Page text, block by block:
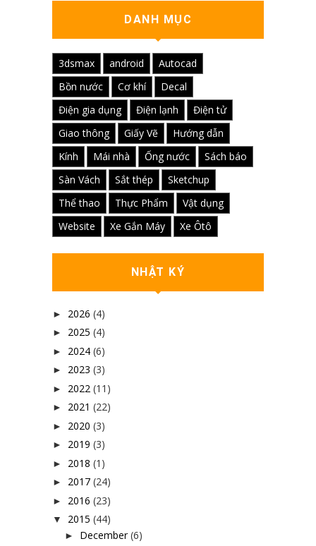
DANH MỤC
3dsmax android
Autocad
Bồn nước
Cơ khí
Decal
Điện gia dụng
Điện lạnh
Điện tử
Giao thông
Giấy Vẽ
Hướng dẫn
Kính
Mái nhà Ống nước
Sách báo
Sàn Vách
Sắt thép
Sketchup
Thể thao
Thực Phẩm
Vật dụng
Website
Xe Gắn Máy Xe Ôtô
NHẬT KÝ
► 2026 (4)
► 2025 (4)
► 2024 (6)
► 2023 (3)
► 2022 (11)
► 2021 (22)
► 2020 (3)
► 2019 (3)
► 2018 (1)
► 2017 (24)
► 2016 (23)
▼ 2015 (44)
► December (6)